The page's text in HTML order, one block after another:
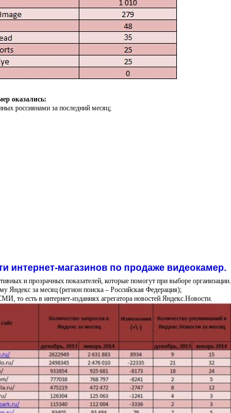
оказались:
россиянами за последний месяц;
интернет-магазинов по продаже видеокамер.
и прозрачных показателей, которые помогут при выборе
Яндекс за месяц (регион поиска – Российская Федерация);
то есть в интернет-изданиях агрегатора новостей Яндекс.Новости.